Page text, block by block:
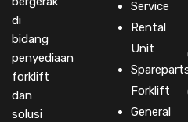
di
bidang
penyediaan
forklift
dan
solusi
Service
Rental
Unit
Forklift
General